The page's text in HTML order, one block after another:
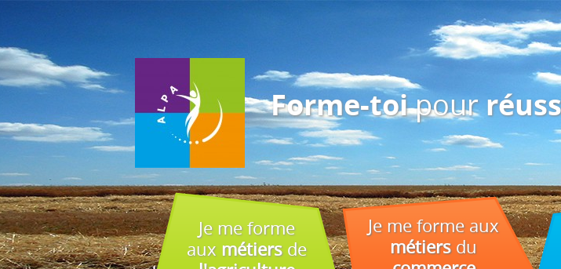
En utilisant ce site, vous acceptez que les cookies soient utilisés à des fins d'analyse, de pertinence et de
Forme-toipour
Je me forme
aux métiersde
Je me forme aux
métiersdu